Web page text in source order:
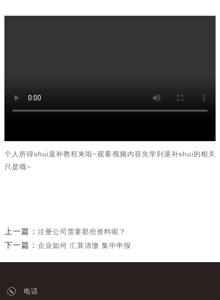
个人所得shui退补教程来啦~观看视频内容先学到退补shui的相关
只是哦~
上一篇： 注册公司需要那些资料呢？
下一篇： 企业如何 汇算清缴 集中申报
电话